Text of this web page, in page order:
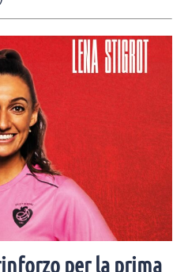
per la prima